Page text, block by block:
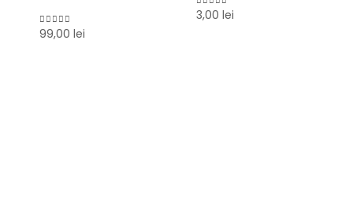
0out of 5
99,00 lei
0 out of 5
3,00 lei